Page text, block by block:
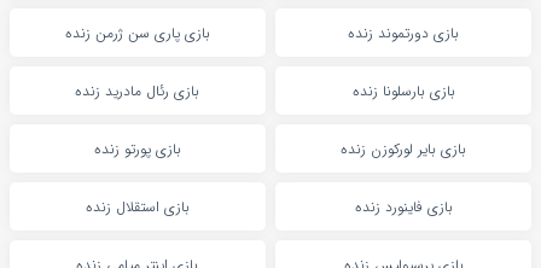
بازی دورتموند زنده بازی پاری سن ژرمن زنده
بازی بارسلونا زنده بازی رئال مادرید زنده
بازی بایر لورکوزن زنده بازی پورتو زنده
بازی فاینورد زنده بازی استقلال زنده